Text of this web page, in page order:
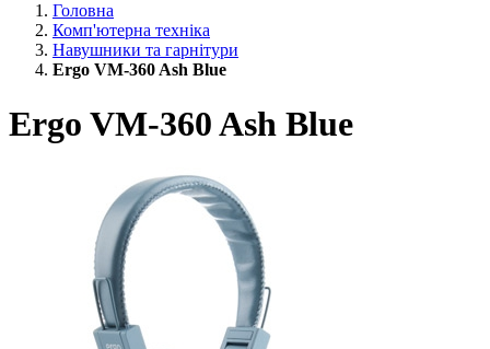
Головна
Комп'ютерна техніка
Навушники та гарнітури
Ergo VM-360 Ash Blue
Ergo VM-360 Ash Blue